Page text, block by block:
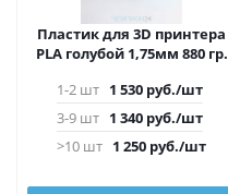
Пластик для 3D принтера
PLA голубой 1,75мм 880 гр.
1-2 шт 1 530 руб./шт
3-9 шт 1 340 руб./шт
>10 шт 1 250 руб./шт